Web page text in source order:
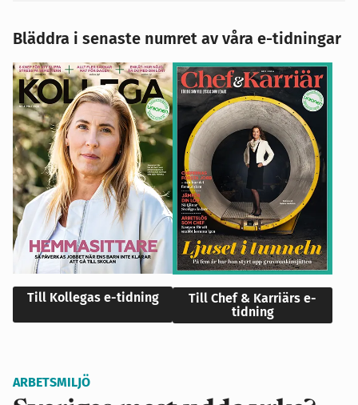
Bläddra i senaste numret av våra e-tidningar
Till Kollegas e-tidning
Till Chef & Karriärs e-
tidning
ARBETSMILJÖ